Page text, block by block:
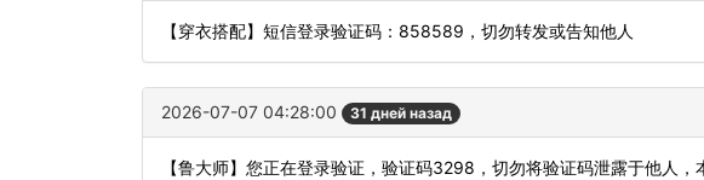
【穿衣搭配】短信登录验证码：858589，切勿转发或告知他人
2026-07-07 04:28:00 31 дней назад
【鲁大师】您正在登录验证，验证码3298，切勿将验证码泄露于他人，